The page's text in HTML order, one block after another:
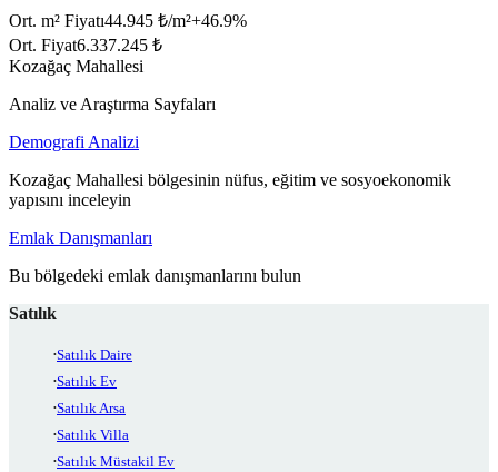
Ort. m² Fiyatı44.945 ₺/m²+46.9%
Ort. Fiyat6.337.245 ₺
Kozağaç Mahallesi
Analiz ve Araştırma Sayfaları
Demografi Analizi
Kozağaç Mahallesi bölgesinin nüfus, eğitim ve sosyoekonomik
yapısını inceleyin
Emlak Danışmanları
Bu bölgedeki emlak danışmanlarını bulun
Satılık
Satılık Daire
Satılık Ev
Satılık Arsa
Satılık Villa
Satılık Müstakil Ev